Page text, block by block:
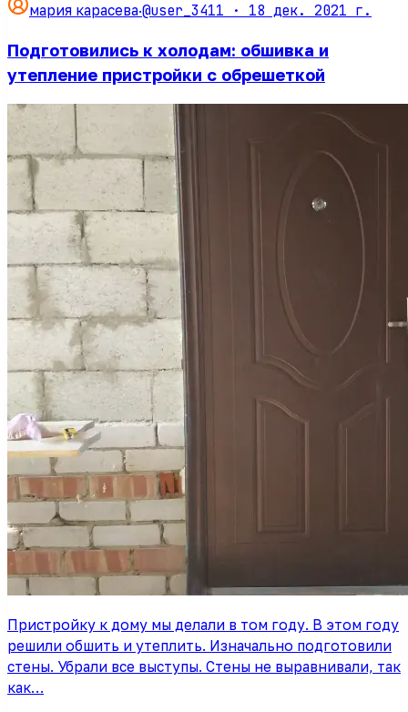
мария карасева·@user_3411 · 18 дек. 2021 г.
Подготовились к холодам: обшивка и
утепление пристройки с обрешеткой
Пристройку к дому мы делали в том году. В этом году
решили обшить и утеплить. Изначально подготовили
стены. Убрали все выступы. Стены не выравнивали, так
как…